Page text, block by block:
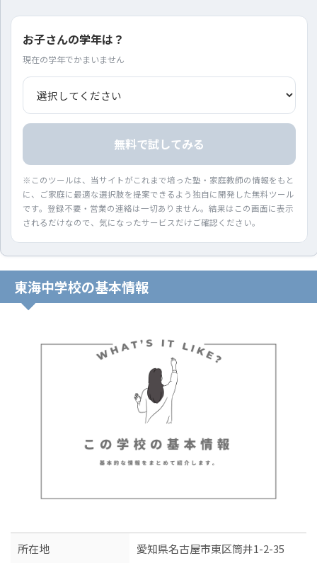
お子さんの学年は？
現在の学年でかまいません
無料で試してみる
※このツールは、当サイトがこれまで培った塾・家庭教師の情報をもと
に、ご家庭に最適な選択肢を提案できるよう独自に開発した無料ツール
です。登録不要・営業の連絡は一切ありません。結果はこの画面に表示
されるだけなので、気になったサービスだけご確認ください。
東海中学校の基本情報
所在地 愛知県名古屋市東区筒井1-2-35